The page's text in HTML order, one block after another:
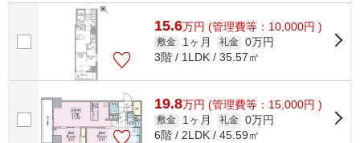
駅がある物件です♪周辺環境も良好で...
15.6万円 (管理費等：10,000円 )
敷金 1ヶ月 礼金 0万円
3階 / 1LDK / 35.57㎡
19.8万円 (管理費等：15,000円 )
敷金 1ヶ月 礼金 0万円
6階 / 2LDK / 45.59㎡